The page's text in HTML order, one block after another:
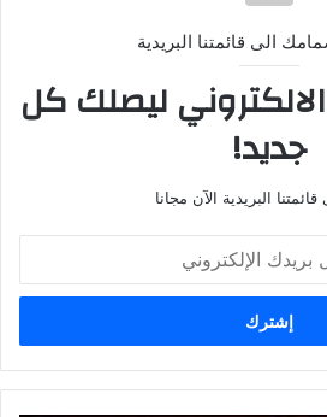
الى قائمتنا البريدية
ليصلك كل
جديد!
البريدية الآن مجانا